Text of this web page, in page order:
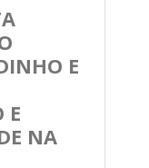
E
E
NA